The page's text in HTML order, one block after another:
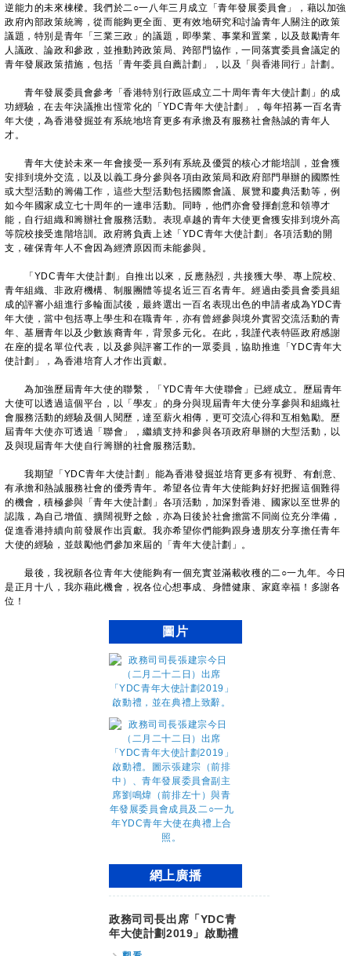
逆能力的未來棟樑。我們於二○一八年三月成立「青年發展委員會」，藉以加強
政府內部政策統籌，從而能夠更全面、更有效地研究和討論青年人關注的政策
議題，特別是青年「三業三政」的議題，即學業、事業和置業，以及鼓勵青年
人議政、論政和參政，並推動跨政策局、跨部門協作，一同落實委員會議定的
青年發展政策措施，包括「青年委員自薦計劃」，以及「與香港同行」計劃。
青年發展委員會參考「香港特別行政區成立二十周年青年大使計劃」的成
功經驗，在去年決議推出恆常化的「YDC青年大使計劃」，每年招募一百名青
年大使，為香港發掘並有系統地培育更多有承擔及有服務社會熱誠的青年人
才。
青年大使於未來一年會接受一系列有系統及優質的核心才能培訓，並會獲
安排到境外交流，以及以義工身分參與各項由政策局和政府部門舉辦的國際性
或大型活動的籌備工作，這些大型活動包括國際會議、展覽和慶典活動等，例
如今年國家成立七十周年的一連串活動。同時，他們亦會發揮創意和領導才
能，自行組織和籌辦社會服務活動。表現卓越的青年大使更會獲安排到境外高
等院校接受進階培訓。政府將負責上述「YDC青年大使計劃」各項活動的開
支，確保青年人不會因為經濟原因而未能參與。
「YDC青年大使計劃」自推出以來，反應熱烈，共接獲大學、專上院校、
青年組織、非政府機構、制服團體等提名近三百名青年。經過由委員會委員組
成的評審小組進行多輪面試後，最終選出一百名表現出色的申請者成為YDC青
年大使，當中包括專上學生和在職青年，亦有曾經參與境外實習交流活動的青
年、基層青年以及少數族裔青年，背景多元化。在此，我謹代表特區政府感謝
在座的提名單位代表，以及參與評審工作的一眾委員，協助推進「YDC青年大
使計劃」，為香港培育人才作出貢獻。
為加強歷屆青年大使的聯繫，「YDC青年大使聯會」已經成立。歷屆青年
大使可以透過這個平台，以「學友」的身分與現屆青年大使分享參與和組織社
會服務活動的經驗及個人閱歷，達至薪火相傳，更可交流心得和互相勉勵。歷
屆青年大使亦可透過「聯會」，繼續支持和參與各項政府舉辦的大型活動，以
及與現屆青年大使自行籌辦的社會服務活動。
我期望「YDC青年大使計劃」能為香港發掘並培育更多有視野、有創意、
有承擔和熱誠服務社會的優秀青年。希望各位青年大使能夠好好把握這個難得
的機會，積極參與「青年大使計劃」各項活動，加深對香港、國家以至世界的
認識，為自己增值、擴闊視野之餘，亦為日後於社會擔當不同崗位充分準備，
促進香港持續向前發展作出貢獻。我亦希望你們能夠跟身邊朋友分享擔任青年
大使的經驗，並鼓勵他們參加來屆的「青年大使計劃」。
最後，我祝願各位青年大使能夠有一個充實並滿載收穫的二○一九年。今日
是正月十八，我亦藉此機會，祝各位心想事成、身體健康、家庭幸福！多謝各
位！
圖片
網上廣播
政務司司長出席「YDC青
年大使計劃2019」啟動禮